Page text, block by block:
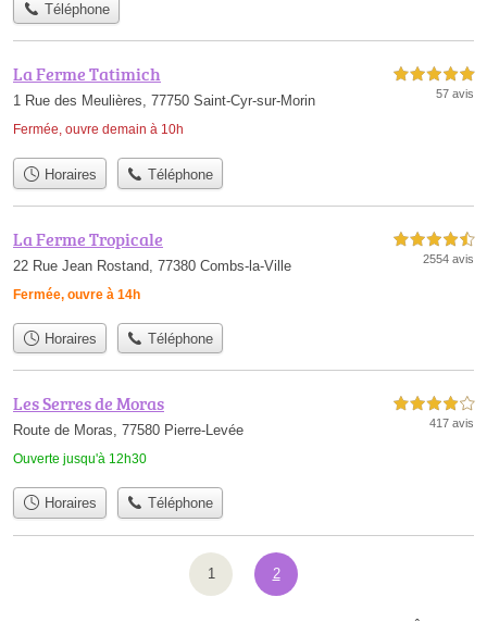
Téléphone
La Ferme Tatimich
1 Rue des Meulières, 77750 Saint-Cyr-sur-Morin
Fermée, ouvre demain à 10h
5,0 étoiles sur 5
57 avis
Horaires Téléphone
La Ferme Tropicale
22 Rue Jean Rostand, 77380 Combs-la-Ville
Fermée, ouvre à 14h
4,5 étoiles sur 5
2554 avis
Horaires Téléphone
Les Serres de Moras
Route de Moras, 77580 Pierre-Levée
Ouverte jusqu'à 12h30
4,0 étoiles sur 5
417 avis
Horaires Téléphone
1 2